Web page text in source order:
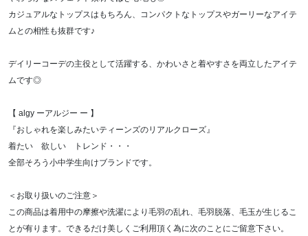
カジュアルなトップスはもちろん、コンパクトなトップスやガーリーなアイテ
ムとの相性も抜群です♪
デイリーコーデの主役として活躍する、かわいさと着やすさを両立したアイテ
ムです◎
【 algy ーアルジー ー 】
『おしゃれを楽しみたいティーンズのリアルクローズ』
着たい 欲しい トレンド・・・
全部そろう小中学生向けブランドです。
＜お取り扱いのご注意＞
この商品は着用中の摩擦や洗濯により毛羽の乱れ、毛羽脱落、毛玉が生じるこ
とが有ります。できるだけ美しくご利用頂く為に次のことにご留意下さい。